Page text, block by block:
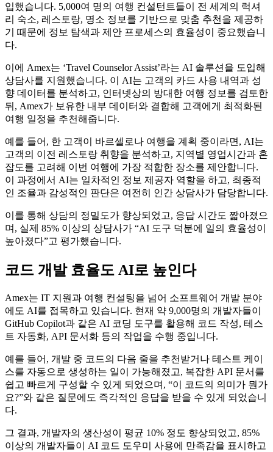
입했습니다. 5,000여 명의 여행 컨설턴트들이 전 세계의 럭셔
리 숙소, 레스토랑, 명소 정보를 기반으로 맞춤 추천을 제공하
기 때문에 정보 탐색과 제안 프로세스의 효율성이 중요했습니
다.
이에 Amex는 ‘Travel Counselor Assist’라는 AI 솔루션을 도입해
상담사를 지원했습니다. 이 AI는 고객의 카드 사용 내역과 성
향 데이터를 분석하고, 인터넷상의 방대한 여행 정보를 검토한
뒤, Amex가 보유한 내부 데이터와 결합해 고객에게 최적화된
여행 일정을 추천해줍니다.
예를 들어, 한 고객이 바르셀로나 여행을 계획 중이라면, AI는
고객의 이전 레스토랑 취향을 분석하고, 지역별 영업시간과 혼
잡도를 고려해 이번 여행에 가장 적합한 장소를 제안합니다.
이 과정에서 AI는 일차적인 정보 제공자 역할을 하고, 최종적
인 조율과 감성적인 판단은 여전히 인간 상담사가 담당합니다.
이를 통해 상담의 정밀도가 향상되었고, 응답 시간도 짧아졌으
며, 실제 85% 이상의 상담사가 “AI 도구 덕분에 일의 효율성이
높아졌다”고 평가했습니다.
코드 개발 효율도 AI로 높인다
Amex는 IT 지원과 여행 컨설팅을 넘어 소프트웨어 개발 분야
에도 AI를 접목하고 있습니다. 현재 약 9,000명의 개발자들이
GitHub Copilot과 같은 AI 코딩 도구를 활용해 코드 작성, 테스
트 자동화, API 문서화 등의 작업을 수행 중입니다.
예를 들어, 개발 중 코드의 다음 줄을 추천받거나 테스트 케이
스를 자동으로 생성하는 일이 가능해졌고, 복잡한 API 문서를
쉽고 빠르게 구성할 수 있게 되었으며, “이 코드의 의미가 뭔가
요?”와 같은 질문에도 즉각적인 응답을 받을 수 있게 되었습니
다.
그 결과, 개발자의 생산성이 평균 10% 정도 향상되었고, 85%
이상의 개발자들이 AI 코드 도우미 사용에 만족감을 표시하고